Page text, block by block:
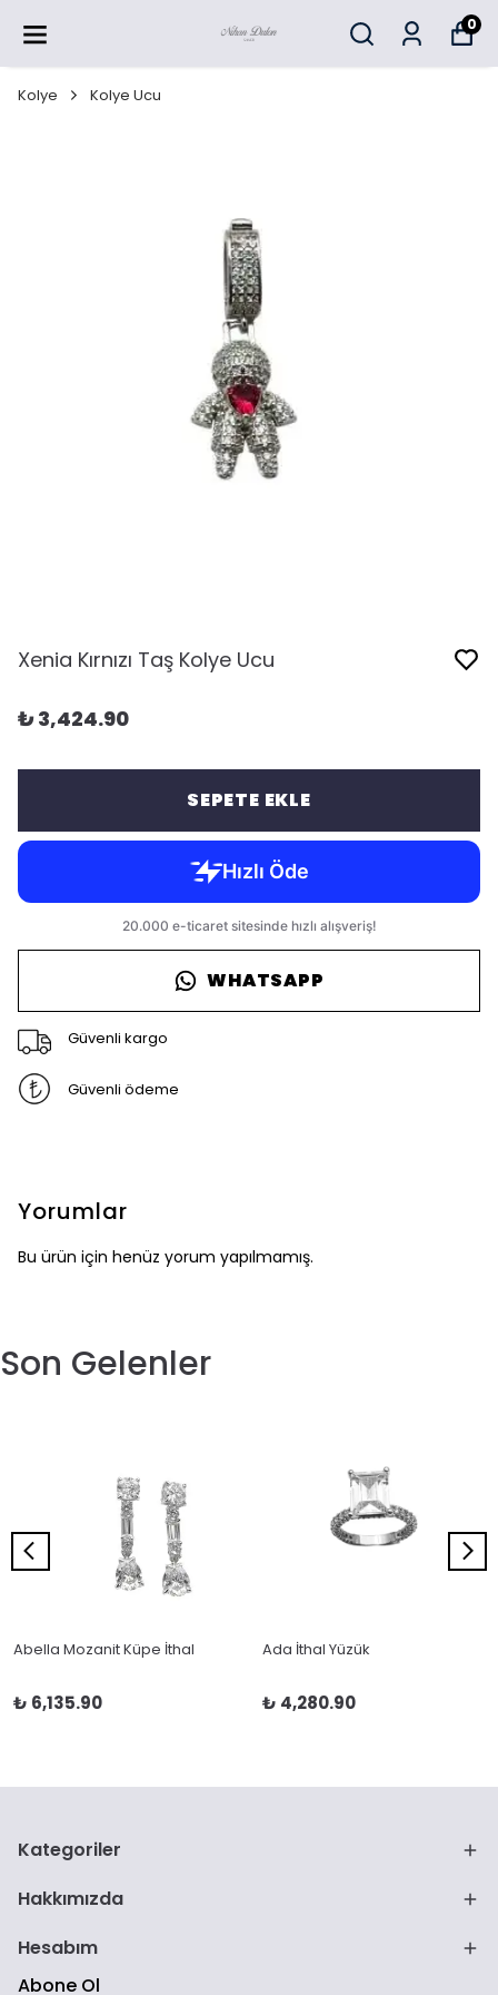
0
Kolye Kolye Ucu
Xenia Kırnızı Taş Kolye Ucu
₺ 3,424.90
SEPETE EKLE
WHATSAPP
Güvenli kargo
Güvenli ödeme
Yorumlar
Bu ürün için henüz yorum yapılmamış.
Son Gelenler
Abella Mozanit Küpe İthal
₺ 6,135.90
Ada İthal Yüzük
₺ 4,280.90
Kategoriler
Hakkımızda
Hesabım
Abone Ol